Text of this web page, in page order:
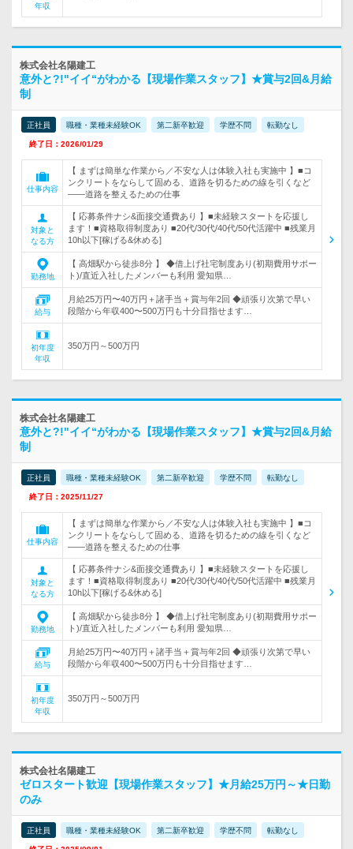
年収
株式会社名陽建工
意外と?!"イイ“がわかる【現場作業スタッフ】★賞与2回&月給
制
正社員 職種・業種未経験OK 第二新卒歓迎 学歴不問 転勤なし
終了日：2026/01/29
仕事内容
【 まずは簡単な作業から／不安な人は体験入社も実施中 】■コ
ンクリートをならして固める、道路を切るための線を引くなど
――道路を整えるための仕事
対象と
なる方
【 応募条件ナシ&面接交通費あり 】■未経験スタートを応援し
ます！■資格取得制度あり ■20代/30代/40代/50代活躍中 ■残業月
10h以下[稼げる&休める]
勤務地
【 高畑駅から徒歩8分 】 ◆借上げ社宅制度あり(初期費用サポー
ト)/直近入社したメンバーも利用 愛知県…
給与
月給25万円〜40万円＋諸手当＋賞与年2回 ◆頑張り次第で早い
段階から年収400〜500万円も十分目指せます…
初年度
年収
350万円～500万円
株式会社名陽建工
意外と?!"イイ“がわかる【現場作業スタッフ】★賞与2回&月給
制
正社員 職種・業種未経験OK 第二新卒歓迎 学歴不問 転勤なし
終了日：2025/11/27
仕事内容
【 まずは簡単な作業から／不安な人は体験入社も実施中 】■コ
ンクリートをならして固める、道路を切るための線を引くなど
――道路を整えるための仕事
対象と
なる方
【 応募条件ナシ&面接交通費あり 】■未経験スタートを応援し
ます！■資格取得制度あり ■20代/30代/40代/50代活躍中 ■残業月
10h以下[稼げる&休める]
勤務地
【 高畑駅から徒歩8分 】 ◆借上げ社宅制度あり(初期費用サポー
ト)/直近入社したメンバーも利用 愛知県…
給与
月給25万円〜40万円＋諸手当＋賞与年2回 ◆頑張り次第で早い
段階から年収400〜500万円も十分目指せます…
初年度
年収
350万円～500万円
株式会社名陽建工
ゼロスタート歓迎【現場作業スタッフ】★月給25万円～★日勤
のみ
正社員 職種・業種未経験OK 第二新卒歓迎 学歴不問 転勤なし